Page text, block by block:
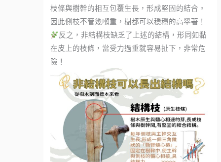
枝條與樹幹的相互包覆生長，形成堅固的結合。
因此側枝不管幾噸重，樹都可以穩穩的高舉著！
反之，非結構枝缺乏了上述的結構，形同如黏
在皮上的枝條，當受力過重就容易扯下，非常危
險！